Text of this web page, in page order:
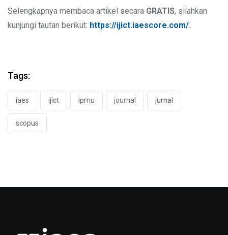
Selengkapnya membaca artikel secara GRATIS, silahkan
kunjungi tautan berikut: https://ijict.iaescore.com/.
Tags:
iaes ijict ipmu journal jurnal
scopus